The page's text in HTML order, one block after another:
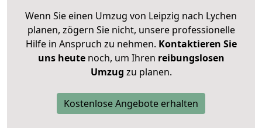
Wenn Sie einen Umzug von Leipzig nach Lychen
planen, zögern Sie nicht, unsere professionelle
Hilfe in Anspruch zu nehmen. Kontaktieren Sie
uns heutenoch, um Ihren reibungslosen
Umzug zu planen.
Kostenlose Angebote erhalten